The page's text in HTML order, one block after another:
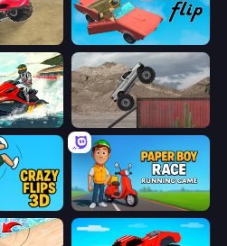
Car Flip!
Hard Wheels
Paper Boy Race: Running Game